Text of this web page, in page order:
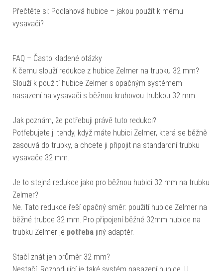
Přečtěte si: Podlahová hubice – jakou použít k mému
vysavači?
FAQ – Často kladené otázky
K čemu slouží redukce z hubice Zelmer na trubku 32 mm?
Slouží k použití hubice Zelmer s opačným systémem
nasazení na vysavači s běžnou kruhovou trubkou 32 mm.
Jak poznám, že potřebuji právě tuto redukci?
Potřebujete ji tehdy, když máte hubici Zelmer, která se běžně
zasouvá do trubky, a chcete ji připojit na standardní trubku
vysavače 32 mm.
Je to stejná redukce jako pro běžnou hubici 32 mm na trubku
Zelmer?
Ne. Tato redukce řeší opačný směr: použití hubice Zelmer na
běžné trubce 32 mm. Pro připojení běžné 32mm hubice na
trubku Zelmer je potřeba jiný adaptér.
Stačí znát jen průměr 32 mm?